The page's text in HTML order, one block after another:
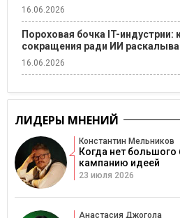
16.06.2026
Пороховая бочка IT-индустрии:
сокращения ради ИИ
16.06.2026
ЛИДЕРЫ МНЕНИЙ
Константин Мельников
Когда нет
кампанию идеей
23 июля 2026
Анастасия Джогола